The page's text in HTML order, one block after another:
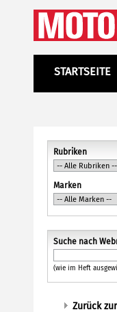
STARTSEITE
Rubriken
Marken
Suche nach
(wie im Heft
Zurück